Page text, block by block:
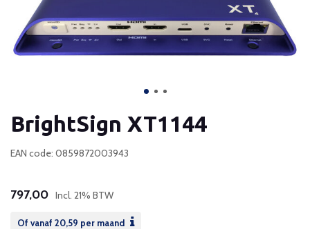
BrightSign XT1144
EAN code: 0859872003943
797,00 Incl. 21% BTW
Of vanaf 20,59 per maand